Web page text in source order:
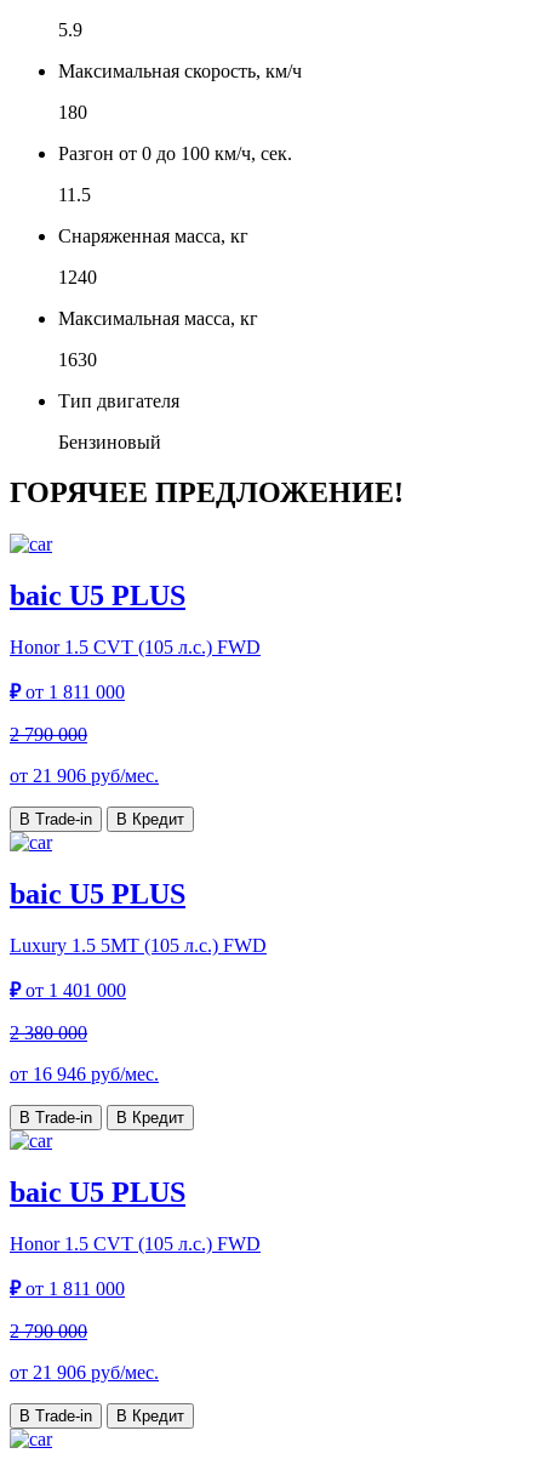
5.9
Максимальная скорость, км/ч
180
Разгон от 0 до 100 км/ч, сек.
11.5
Снаряженная масса, кг
1240
Максимальная масса, кг
1630
Тип двигателя
Бензиновый
ГОРЯЧЕЕ ПРЕДЛОЖЕНИЕ!
baic U5 PLUS
Honor 1.5 CVT (105 л.с.) FWD
₽от 1 811 000
2 790 000
от 21 906 руб/мес.
В Trade-in В Кредит
baic U5 PLUS
Luxury 1.5 5MT (105 л.с.) FWD
₽от 1 401 000
2 380 000
от 16 946 руб/мес.
В Trade-in В Кредит
baic U5 PLUS
Honor 1.5 CVT (105 л.с.) FWD
₽от 1 811 000
2 790 000
от 21 906 руб/мес.
В Trade-in В Кредит